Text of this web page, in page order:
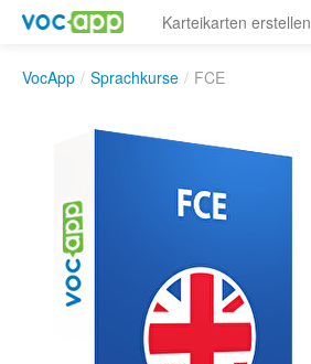
Karteikarten erstellen
VocApp / Sprachkurse / FCE